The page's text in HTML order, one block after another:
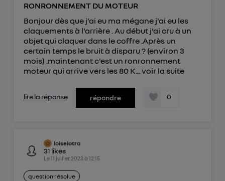
RONRONNEMENT DU MOTEUR
Bonjour dès que j'ai eu ma mégane j'ai eu les
claquements à l'arrière . Au début j'ai cru à un
objet qui claquer dans le coffre .Après un
certain temps le bruit à disparu ? (environ 3
mois) .maintenant c'est un ronronnement
moteur qui arrive vers les 80 K...voir la suite
lire la réponse répondre 0
loiselotra
31 likes
Le11 juillet 2023 à 12:15
question résolue